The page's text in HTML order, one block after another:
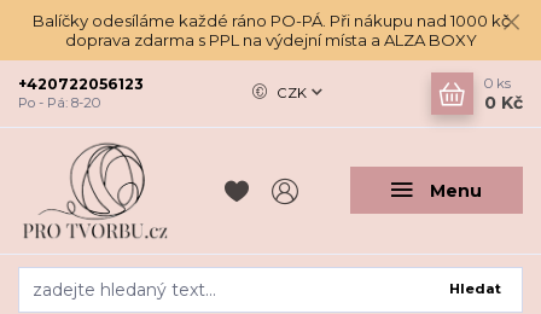
Balíčky odesíláme každé ráno PO-PÁ. Při nákupu nad 1000 kč
doprava zdarma s PPL na výdejní místa a ALZA BOXY
Menu
CZK
Hledat
+420722056123
Po - Pá: 8-20
0 ks
0 Kč